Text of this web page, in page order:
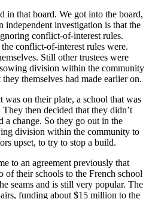
in that board. We got into the board,
independent investigation is that the
conflict-of-interest rules.
conflict-of-interest rules were.
Still other trustees were
division within the community
themselves had made earlier on.
on their plate, a school that was
then decided that they didn’t
a change. So they go out in the
division within the community to
upset, to try to stop a build.
to an agreement previously that
of their schools to the French school
seams and is still very popular. The
funding about $15 million to the